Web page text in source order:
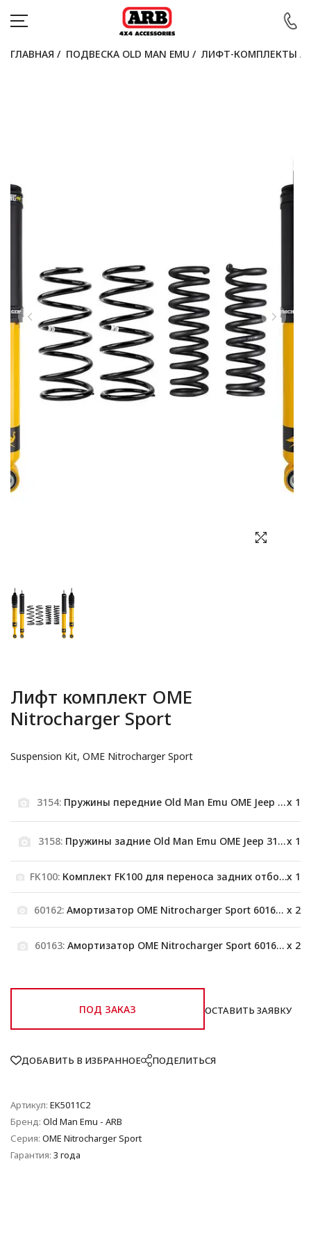
БЛОГ
КОНТАКТЫ
Войти
Выбор языка
Выбор валюты
ГЛАВНАЯ / ПОДВЕСКА OLD MAN EMU / ЛИФТ-КОМПЛЕКТЫ /
Лифт комплект OME
Nitrocharger Sport
Suspension Kit, OME Nitrocharger Sport
3154: Пружины передние Old Man Emu OME Jeep 3154 x 1
3158:Пружины задние Old Man Emu OME Jeep 3158 x 1
FK100:Комплект FK100 для переноса задних отбойников Jeep Wrangler JL x 1
60162:Амортизатор OME Nitrocharger Sport 60162 передний x 2
60163: Амортизатор OME Nitrocharger Sport 60163 задний x 2
ПОД ЗАКАЗ ОСТАВИТЬ ЗАЯВКУ
ДОБАВИТЬ В ИЗБРАННОЕ ПОДЕЛИТЬСЯ
Артикул: EK5011C2
Бренд: Old Man Emu - ARB
Серия: OME Nitrocharger Sport
Гарантия: 3 года